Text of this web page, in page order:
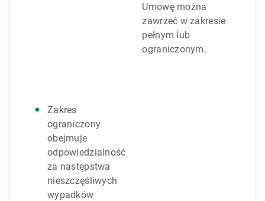
Umowę można
zawrzeć w zakresie
pełnym lub
ograniczonym.
Zakres
ograniczony
obejmuje
odpowiedzialność
za następstwa
nieszczęśliwych
wypadków